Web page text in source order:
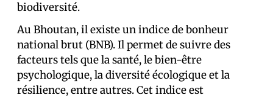
biodiversité.
Au Bhoutan, il existe un indice de bonheur
national brut (BNB). Il permet de suivre des
facteurs tels que la santé, le bien-être
psychologique, la diversité écologique et la
résilience, entre autres. Cet indice est